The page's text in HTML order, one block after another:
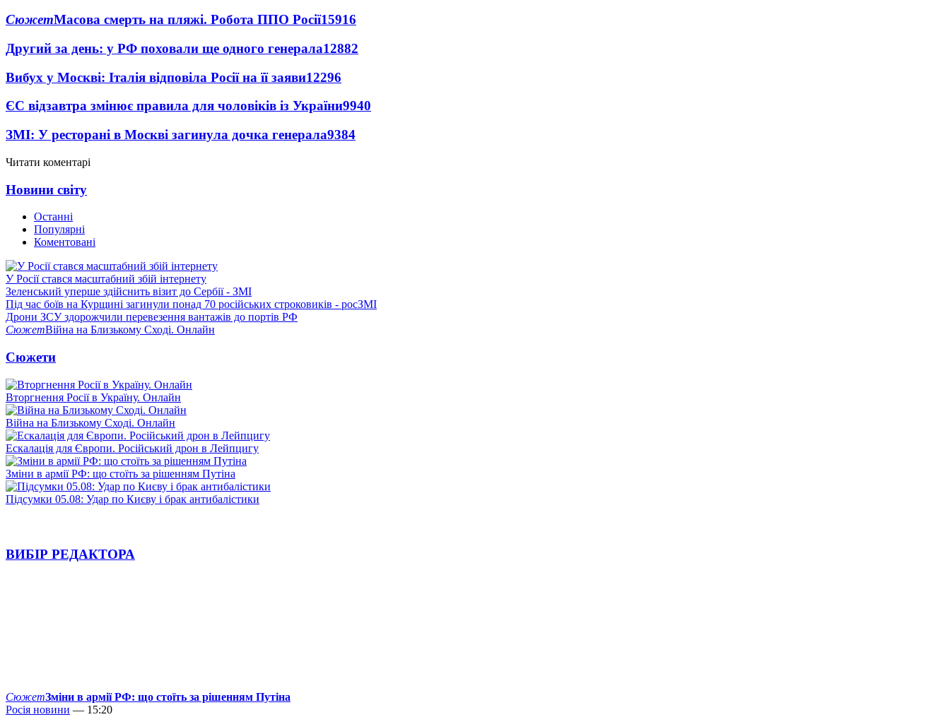
СюжетМасова смерть на пляжі. Робота ППО Росії15916
Другий за день: у РФ поховали ще одного генерала12882
Вибух у Москві: Італія відповіла Росії на її заяви12296
ЄС відзавтра змінює правила для чоловіків із України9940
ЗМІ: У ресторані в Москві загинула дочка генерала9384
Читати коментарі
Новини світу
Останні
Популярні
Коментовані
У Росії стався масштабний збій інтернету
Зеленський уперше здійснить візит до Сербії - ЗМІ
Під час боїв на Курщині загинули понад 70 російських строковиків - росЗМІ
Дрони ЗСУ здорожчили перевезення вантажів до портів РФ
СюжетВійна на Близькому Сході. Онлайн
Сюжети
Вторгнення Росії в Україну. Онлайн
Війна на Близькому Сході. Онлайн
Ескалація для Європи. Російський дрон в Лейпцигу
Зміни в армії РФ: що стоїть за рішенням Путіна
Підсумки 05.08: Удар по Києву і брак антибалістики
ВИБІР РЕДАКТОРА
СюжетЗміни в армії РФ: що стоїть за рішенням Путіна
Росія новини — 15:20